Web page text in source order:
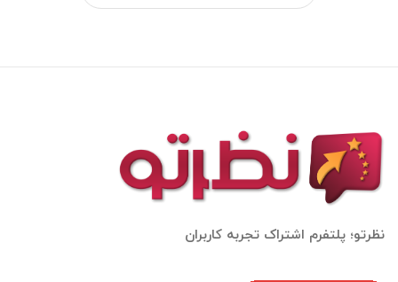
نظرتو؛ پلتفرم اشتراک تجربه کاربران